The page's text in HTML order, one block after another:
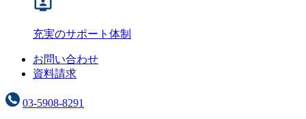
充実のサポート体制
お問い合わせ
資料請求
03-5908-8291